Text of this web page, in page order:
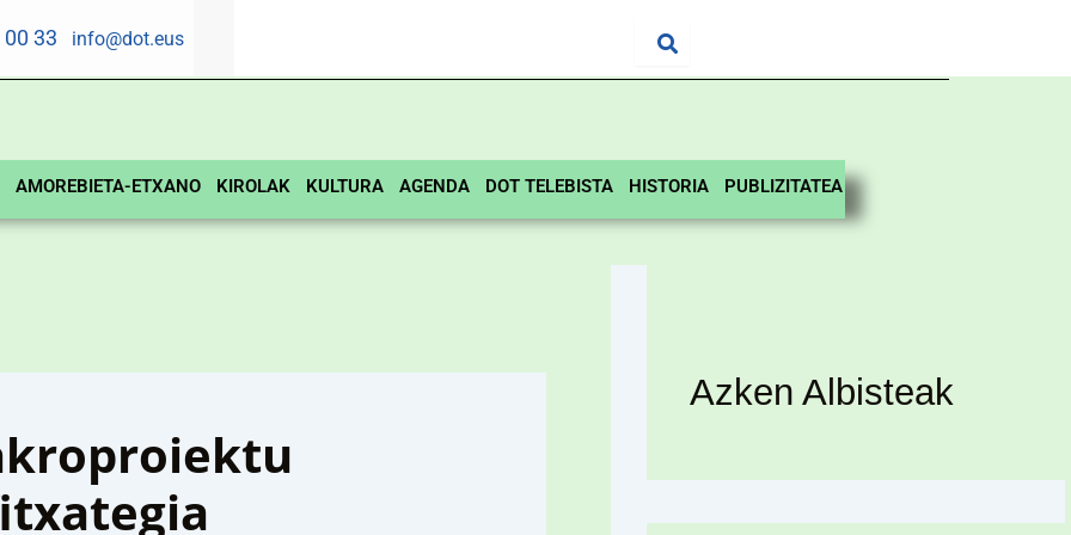
00 33 info@dot.eus
AMOREBIETA-ETXANO KIROLAK KULTURA AGENDA DOT TELEBISTA HISTORIA PUBLIZITATEA
Azken Albisteak